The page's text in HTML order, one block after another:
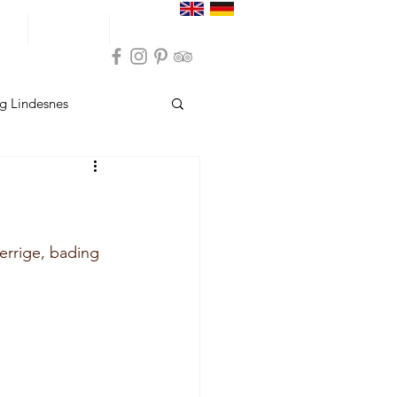
Lindesnes
Overnatting Hå
Overnatting Bokn
bading